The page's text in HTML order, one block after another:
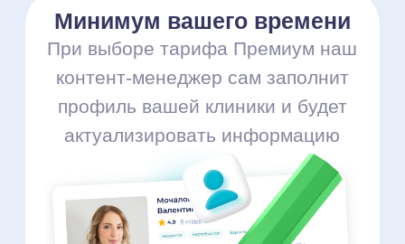
Колл-центр
Развитие бренда
предложение